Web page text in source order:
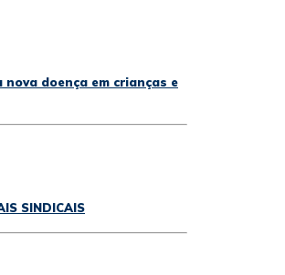
nova doença em crianças e
SINDICAIS